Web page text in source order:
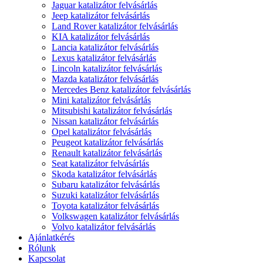
Jaguar katalizátor felvásárlás
Jeep katalizátor felvásárlás
Land Rover katalizátor felvásárlás
KIA katalizátor felvásárlás
Lancia katalizátor felvásárlás
Lexus katalizátor felvásárlás
Lincoln katalizátor felvásárlás
Mazda katalizátor felvásárlás
Mercedes Benz katalizátor felvásárlás
Mini katalizátor felvásárlás
Mitsubishi katalizátor felvásárlás
Nissan katalizátor felvásárlás
Opel katalizátor felvásárlás
Peugeot katalizátor felvásárlás
Renault katalizátor felvásárlás
Seat katalizátor felvásárlás
Skoda katalizátor felvásárlás
Subaru katalizátor felvásárlás
Suzuki katalizátor felvásárlás
Toyota katalizátor felvásárlás
Volkswagen katalizátor felvásárlás
Volvo katalizátor felvásárlás
Ajánlatkérés
Rólunk
Kapcsolat